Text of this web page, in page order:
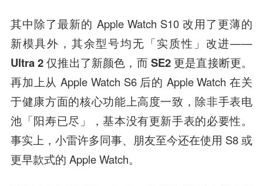
其中除了最新的 Apple Watch S10 改用了更薄的
新模具外，其余型号均无「实质性」改进——
Ultra 2 仅推出了新颜色，而 SE2 更是直接断更。
再加上从 Apple Watch S6 后的 Apple Watch 在关
于健康方面的核心功能上高度一致，除非手表电
池「阳寿已尽」，基本没有更新手表的必要性。
事实上，小雷许多同事、朋友至今还在使用 S8 或
更早款式的 Apple Watch。